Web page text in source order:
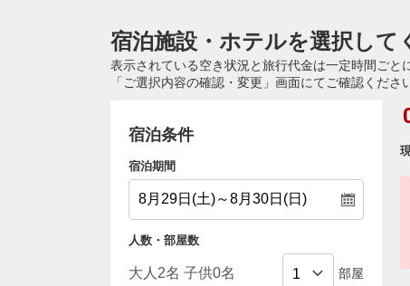
宿泊施設・ホテルを選択して
表示されている空き状況と旅行代金は一定時間ご
「ご選択内容の確認・変更」画面にてご確認くださ
宿泊条件
宿泊期間
人数・部屋数
部屋